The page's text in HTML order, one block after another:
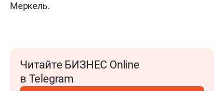
Меркель.
Читайте БИЗНЕС Online
в Telegram